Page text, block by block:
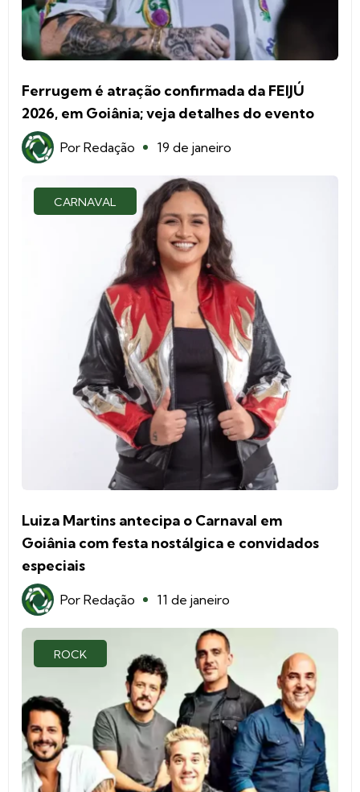
Ferrugem é atração confirmada da FEIJÚ
2026, em Goiânia; veja detalhes do evento
Por Redação 19 de janeiro
CARNAVAL
Luiza Martins antecipa o Carnaval em
Goiânia com festa nostálgica e convidados
especiais
Por Redação 11 de janeiro
ROCK